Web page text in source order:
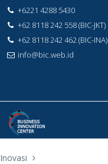
+6221 4288 5430
+62 8118 242 558 (BIC-JKT)
+62 8118 242 462 (BIC-INA)
info@bic.web.id
Inovasi